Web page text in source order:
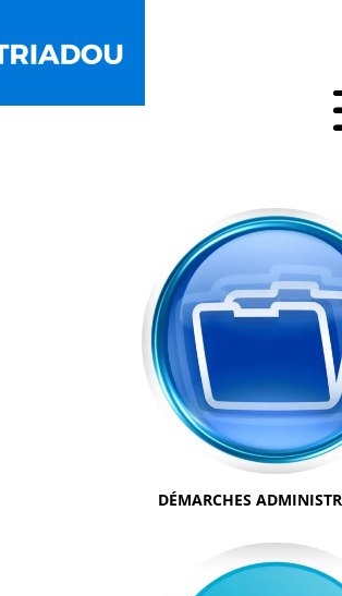
DÉMARCHES